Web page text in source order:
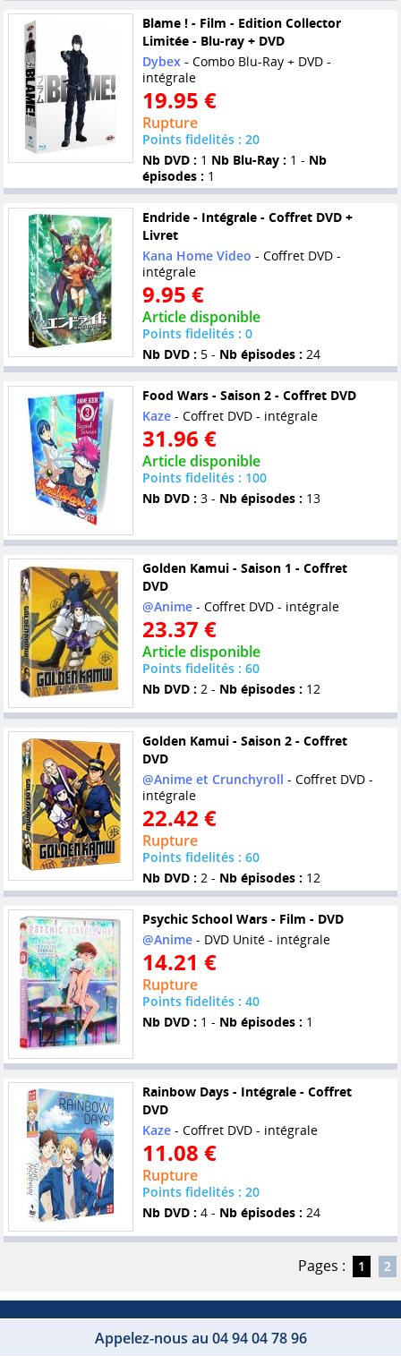
Blame ! - Film - Edition Collector
Limitée - Blu-ray + DVD
Dybex- Combo Blu-Ray + DVD -
intégrale
19.95 €
Rupture
Points fidelités : 20
Nb DVD : 1 Nb Blu-Ray : 1 - Nb
épisodes : 1
Endride - Intégrale - Coffret DVD +
Livret
Kana Home Video - Coffret DVD -
intégrale
9.95 €
Article disponible
Points fidelités : 0
Nb DVD : 5 - Nb épisodes : 24
Food Wars - Saison 2 - Coffret DVD
Kaze- Coffret DVD - intégrale
31.96 €
Article disponible
Points fidelités : 100
Nb DVD : 3 - Nb épisodes : 13
Golden Kamui - Saison 1 - Coffret
DVD
@Anime- Coffret DVD - intégrale
23.37 €
Article disponible
Points fidelités : 60
Nb DVD : 2 - Nb épisodes : 12
Golden Kamui - Saison 2 - Coffret
DVD
@Anime et Crunchyroll - Coffret DVD -
intégrale
22.42 €
Rupture
Points fidelités : 60
Nb DVD : 2 - Nb épisodes : 12
Psychic School Wars - Film - DVD
@Anime- DVD Unité - intégrale
14.21 €
Rupture
Points fidelités : 40
Nb DVD : 1 - Nb épisodes : 1
Rainbow Days - Intégrale - Coffret
DVD
Kaze- Coffret DVD - intégrale
11.08 €
Rupture
Points fidelités : 20
Nb DVD : 4 - Nb épisodes : 24
Pages : 1 2
Appelez-nous au 04 94 04 78 96